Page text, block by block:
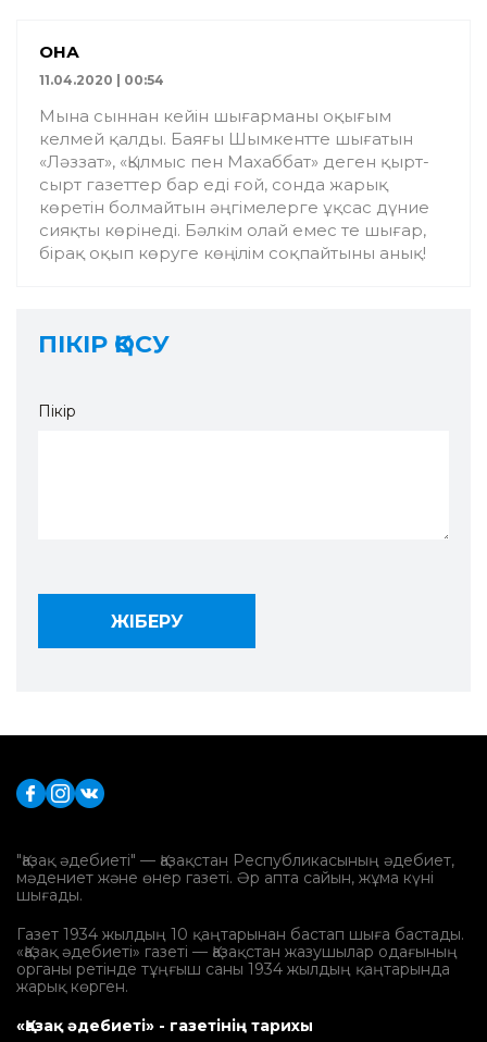
ҚОНАҚ
11.04.2020 | 00:54
Мына сыннан кейін шығарманы оқығым
келмей қалды. Баяғы Шымкентте шығатын
«Ләззат», «Қылмыс пен Махаббат» деген қырт-
сырт газеттер бар еді ғой, сонда жарық
көретін болмайтын әңгімелерге ұқсас дүние
сияқты көрінеді. Бәлкім олай емес те шығар,
бірақ оқып көруге көңілім соқпайтыны анық!
ПІКІР ҚОСУ
Пікір
"Қазақ әдебиеті" — Қазақстан Республикасының әдебиет,
мәдениет және өнер газеті. Әр апта сайын, жұма күні
шығады.
Газет 1934 жылдың 10 қаңтарынан бастап шыға бастады.
«Қазақ әдебиеті» газеті — Қазақстан жазушылар одағының
органы ретінде тұңғыш саны 1934 жылдың қаңтарында
жарық көрген.
«Қазақ әдебиеті» - газетінің тарихы